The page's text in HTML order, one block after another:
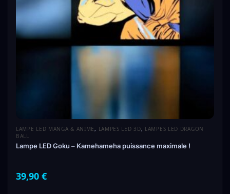
LAMPE LED MANGA & ANIME, LAMPES LED 3D, LAMPES LED DRAGON
BALL
Lampe LED Goku – Kamehameha puissance maximale !
39,90 €